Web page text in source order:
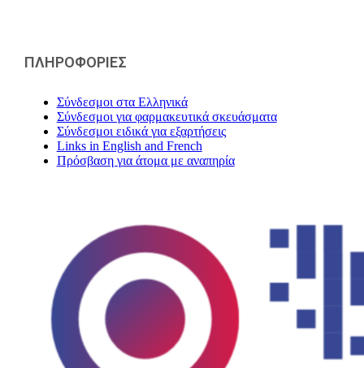
ΠΛΗΡΟΦΟΡΙΕΣ
Σύνδεσμοι στα Ελληνικά
Σύνδεσμοι για φαρμακευτικά σκευάσματα
Σύνδεσμοι ειδικά για εξαρτήσεις
Links in English and French
Πρόσβαση για άτομα με αναπηρία